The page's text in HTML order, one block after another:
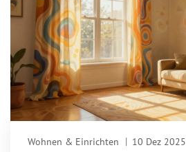
Wohnen & Einrichten 10 Dez 2025